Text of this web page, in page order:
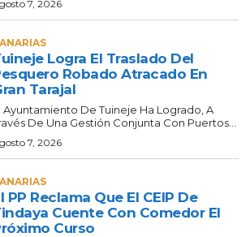
7, 2026
Logra El Traslado Del
Robado Atracado En
Tarajal
Ayuntamiento De Tuineje Ha Logrado, A
De Una Gestión Conjunta Con Puertos...
7, 2026
PP Reclama Que El CEIP De
Cuente Con Comedor El
Curso